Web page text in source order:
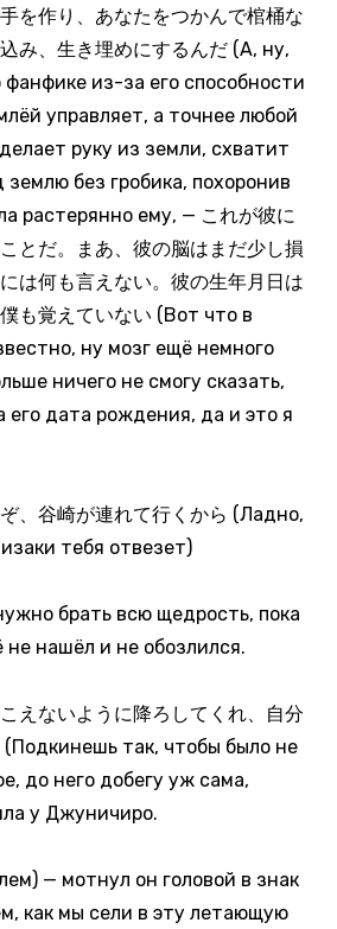
を作り、あなたをつかんで棺桶な
み、生き埋めにするんだ (А, ну,
фанфике из-за его способности
управляет, а точнее любой
руку из земли, схватит
без гробика, похоронив
растерянно ему, — これが彼に
とだ。まあ、彼の脳はまだ少し損
は何も言えない。彼の生年月日は
も覚えていない (Вот что в
ну мозг ещё немного
ничего не смогу сказать,
его дата рождения, да и это я
、谷崎が連れて行くから (Ладно,
тебя отвезет)
брать всю щедрость, пока
нашёл и не обозлился.
えないように降ろしてくれ、自分
(Подкинешь так, чтобы было не
до него добегу уж сама,
у Джуничиро.
— мотнул он головой в знак
как мы сели в эту летающую